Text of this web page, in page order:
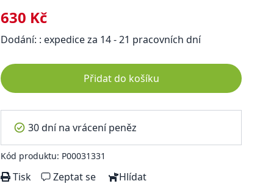
630 Kč
Dodání: : expedice za 14 - 21 pracovních dní
Přidat do košíku
30 dní na vrácení peněz
Kód produktu: P00031331
Tisk Zeptat se Hlídat